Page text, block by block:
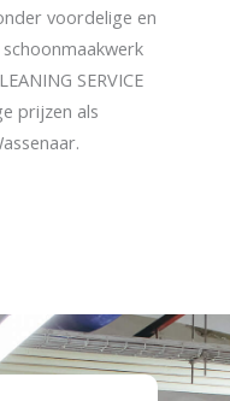
voordelige en
SERVICE
prijzen als